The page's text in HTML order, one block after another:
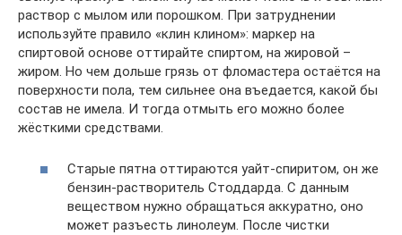
раствор с мылом или порошком. При затруднении
используйте правило «клин клином»: маркер на
спиртовой основе оттирайте спиртом, на жировой –
жиром. Но чем дольше грязь от фломастера остаётся на
поверхности пола, тем сильнее она въедается, какой бы
состав не имела. И тогда отмыть его можно более
жёсткими средствами.
Старые пятна оттираются уайт-спиритом, он же
бензин-растворитель Стоддарда. С данным
веществом нужно обращаться аккуратно, оно
может разъесть линолеум. После чистки